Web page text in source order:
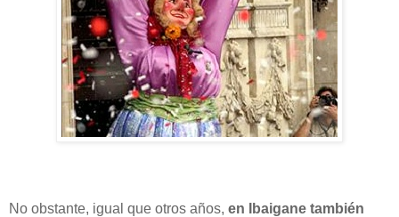
No obstante, igual que otros años, en Ibaigane también